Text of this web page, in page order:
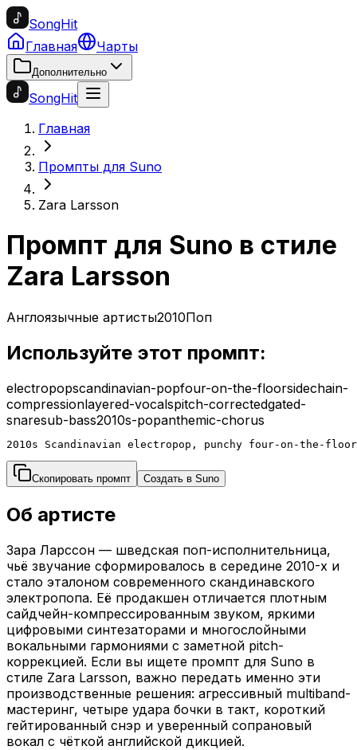
SongHit
Главная
Чарты
Дополнительно
SongHit
Главная
Промпты для Suno
Zara Larsson
Промпт для Suno в стиле
Zara Larsson
Англоязычные артисты2010Поп
Используйте этот промпт:
electropopscandinavian-popfour-on-the-floorsidechain-
compressionlayered-vocalspitch-correctedgated-
snaresub-bass2010s-popanthemic-chorus
2010s Scandinavian electropop, punchy four-on-the-
Скопировать промпт Создать в Suno
Об артисте
Зара Ларссон — шведская поп-исполнительница,
чьё звучание сформировалось в середине 2010-х и
стало эталоном современного скандинавского
электропопа. Её продакшен отличается плотным
сайдчейн-компрессированным звуком, яркими
цифровыми синтезаторами и многослойными
вокальными гармониями с заметной pitch-
коррекцией. Если вы ищете промпт для Suno в
стиле Zara Larsson, важно передать именно эти
производственные решения: агрессивный multiband-
мастеринг, четыре удара бочки в такт, короткий
гейтированный снэр и уверенный сопрановый
вокал с чёткой английской дикцией.